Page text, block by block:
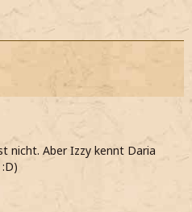
nicht. Aber Izzy kennt Daria